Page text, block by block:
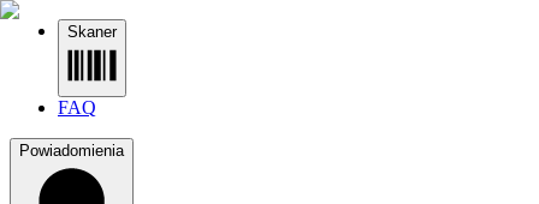
Skaner
FAQ
Powiadomienia